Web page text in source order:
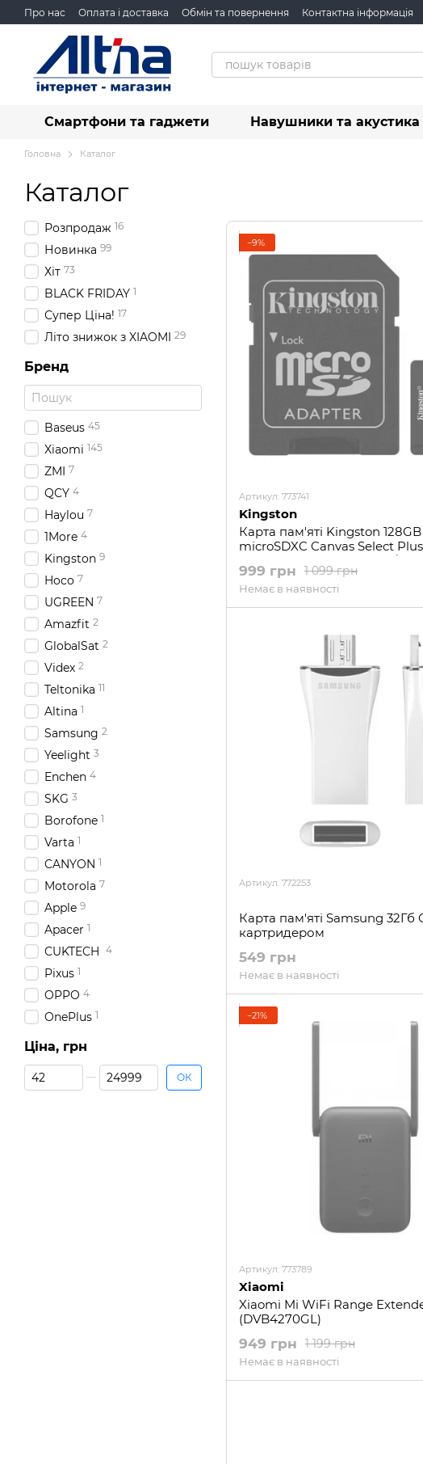
Перейти до основного контенту
Про нас Оплата і доставка Обмін та повернення Контактна інформація
Смартфони та гаджети Навушники та акустика
Головна Каталог
Каталог
−9%
Артикул: 773741
Kingston
Карта пам'яті Kingston 128GB
microSDXC Canvas Select Plus
C10 + адаптер SD (SDCS2/
1 099 грн
999 грн
Немає в наявності
Артикул: 772253
Карта пам'яті Samsung 32Гб
картридером
549 грн
Немає в наявності
−21%
Артикул: 773789
Xiaomi
Xiaomi Mi WiFi Range
(DVB4270GL)
1 199 грн
949 грн
Немає в наявності
Розпродаж 16
Новинка 99
Хіт 73
BLACK FRIDAY 1
Супер Ціна! 17
Літо знижок з XIAOMI 29
Бренд
Baseus 45
Xiaomi 145
ZMI 7
QCY 4
Haylou 7
1More 4
Kingston 9
Hoco 7
UGREEN 7
Amazfit 2
GlobalSat 2
Videx 2
Teltonika 11
Altina 1
Samsung 2
Yeelight 3
Enchen 4
SKG 3
Borofone 1
Varta 1
CANYON 1
Motorola 7
Apple 9
Apacer 1
CUKTECH 4
Pixus 1
OPPO 4
OnePlus 1
Ціна, грн
Від Ціна, грн
До Ціна, грн ОК